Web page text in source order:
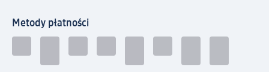
Metody płatności